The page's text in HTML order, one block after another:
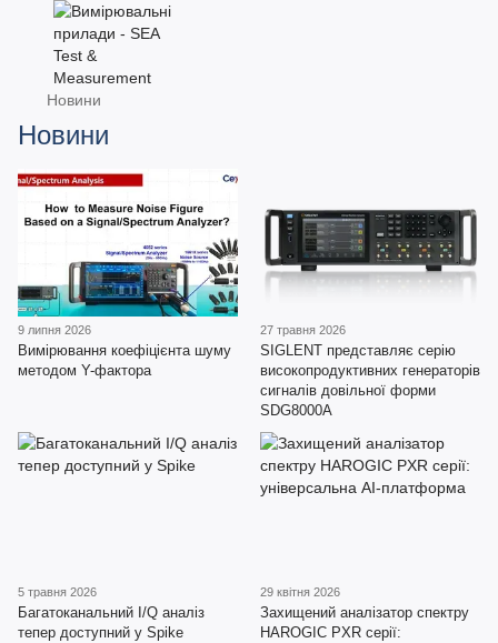
Новини
Новини
9 липня 2026
Вимірювання коефіцієнта шуму
методом Y-фактора
27 травня 2026
SIGLENT представляє серію
високопродуктивних генераторів
сигналів довільної форми
SDG8000A
5 травня 2026
Багатоканальний I/Q аналіз
тепер доступний у Spike
29 квітня 2026
Захищений аналізатор спектру
HAROGIC PXR серії: